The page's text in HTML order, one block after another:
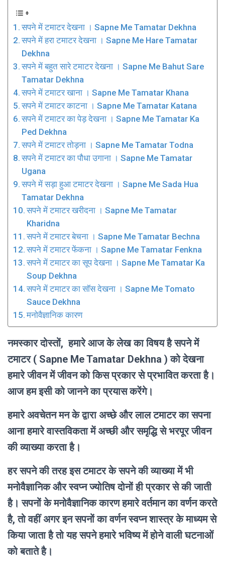
सपने में टमाटर देखना । Sapne Me Tamatar Dekhna
सपने में हरा टमाटर देखना । Sapne Me Hare Tamatar
Dekhna
सपने में बहुत सारे टमाटर देखना । Sapne Me Bahut Sare
Tamatar Dekhna
सपने में टमाटर खाना । Sapne Me Tamatar Khana
सपने में टमाटर काटना । Sapne Me Tamatar Katana
सपने में टमाटर का पेड़ देखना । Sapne Me Tamatar Ka
Ped Dekhna
सपने में टमाटर तोड़ना । Sapne Me Tamatar Todna
सपने में टमाटर का पौधा उगाना । Sapne Me Tamatar
Ugana
सपने में सड़ा हुआ टमाटर देखना । Sapne Me Sada Hua
Tamatar Dekhna
सपने में टमाटर खरीदना । Sapne Me Tamatar
Kharidna
सपने में टमाटर बेचना । Sapne Me Tamatar Bechna
सपने में टमाटर फेंकना । Sapne Me Tamatar Fenkna
सपने में टमाटर का सूप देखना । Sapne Me Tamatar Ka
Soup Dekhna
सपने में टमाटर का सॉस देखना । Sapne Me Tomato
Sauce Dekhna
मनोवैज्ञानिक कारण
नमस्कार दोस्तों, हमारे आज के लेख का विषय है सपने में
टमाटर ( Sapne Me Tamatar Dekhna ) को देखना
हमारे जीवन में जीवन को किस प्रकार से प्रभावित करता है।
आज हम इसी को जानने का प्रयास करेंगे।
हमारे अवचेतन मन के द्वारा अच्छे और लाल टमाटर का सपना
आना हमारे वास्तविकता में अच्छी और समृद्धि से भरपूर जीवन
की व्याख्या करता है।
हर सपने की तरह इस टमाटर के सपने की व्याख्या में भी
मनोवैज्ञानिक और स्वप्न ज्योतिष दोनों ही प्रकार से की जाती
है। सपनों के मनोवैज्ञानिक कारण हमारे वर्तमान का वर्णन करते
है, तो वहीं अगर इन सपनों का वर्णन स्वप्न शास्त्र के माध्यम से
किया जाता है तो यह सपने हमारे भविष्य में होने वाली घटनाओं
को बताते है।